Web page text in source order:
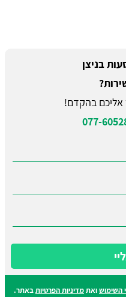
בניצן
אליכם בהקדם!
077-
השימושואתמדיניות הפרטיותבאתר.